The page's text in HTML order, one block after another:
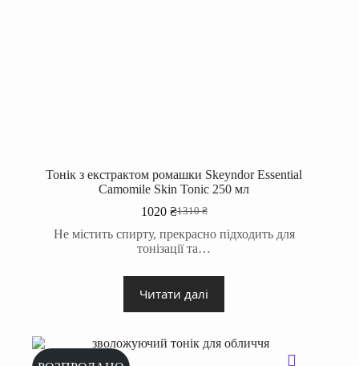
Тонік з екстрактом ромашки Skeyndor Essential
Camomile Skin Tonic 250 мл
1310₴
Оригінальна
ціна:
1310 ₴.
1020 ₴Поточна
ціна:
1020 ₴.
Не містить спирту, прекрасно підходить для
тонізації та…
Читати далі